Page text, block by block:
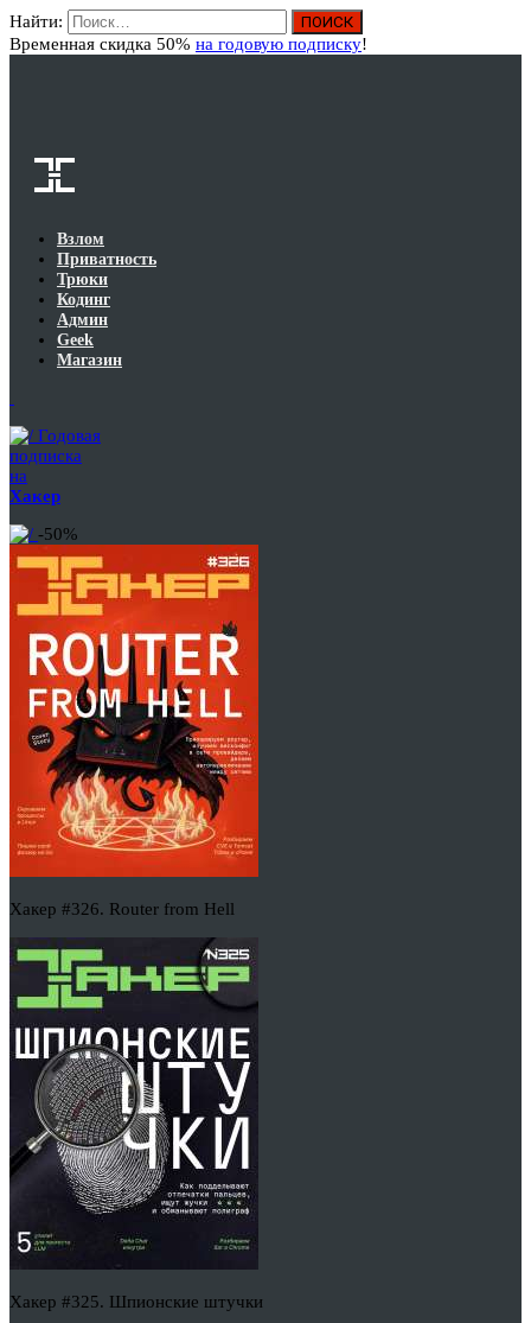
Найти:
Временная скидка 50% на годовую подписку!
Взлом
Приватность
Трюки
Кодинг
Админ
Geek
Магазин
Годовая
подписка
на
Хакер
-50%
Хакер #326. Router from Hell
Хакер #325. Шпионские штучки